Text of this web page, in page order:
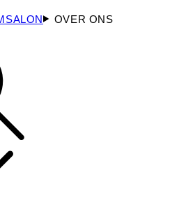
OVER ONS